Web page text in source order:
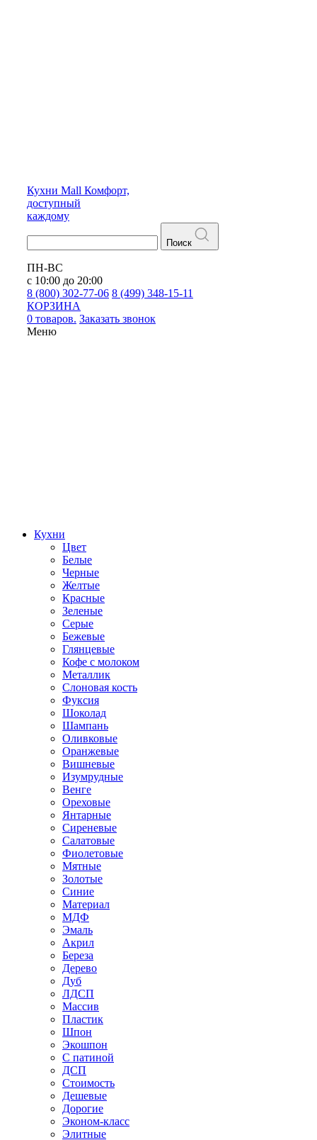
Кухни Mall Комфорт,
доступный
каждому
Поиск
ПН-ВС
с 10:00 до 20:00
8 (800) 302-77-06 8 (499) 348-15-11
КОРЗИНА
0 товаров. Заказать звонок
Меню
Кухни
Цвет
Белые
Черные
Желтые
Красные
Зеленые
Серые
Бежевые
Глянцевые
Кофе с молоком
Металлик
Слоновая кость
Фуксия
Шоколад
Шампань
Оливковые
Оранжевые
Вишневые
Изумрудные
Венге
Ореховые
Янтарные
Сиреневые
Салатовые
Фиолетовые
Мятные
Золотые
Синие
Материал
МДФ
Эмаль
Акрил
Береза
Дерево
Дуб
ЛДСП
Массив
Пластик
Шпон
Экошпон
С патиной
ДСП
Стоимость
Дешевые
Дорогие
Эконом-класс
Элитные